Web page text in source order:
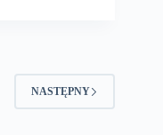
NASTĘPNY